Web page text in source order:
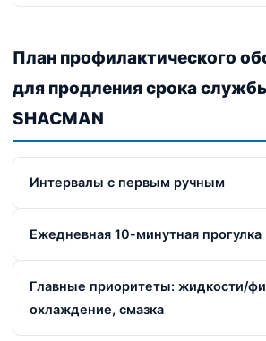
План профилактического
для продления срока
SHACMAN
Интервалы с первым ручным
Ежедневная 10-минутная прогулка
Главные приоритеты: жидкости/
охлаждение, смазка